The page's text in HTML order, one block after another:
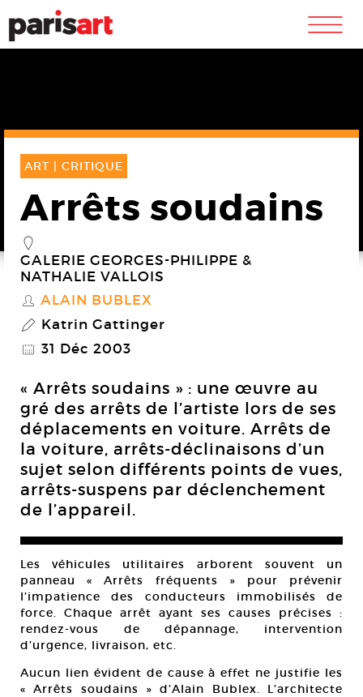
m
ART | CRITIQUE
Arrêts soudains
_
GALERIE GEORGES-PHILIPPE &
NATHALIE VALLOIS
S ALAIN BUBLEX
P Katrin Gattinger
@ 31 Déc 2003
« Arrêts soudains » : une œuvre au
gré des arrêts de l’artiste lors de ses
déplacements en voiture. Arrêts de
la voiture, arrêts-déclinaisons d’un
sujet selon différents points de vues,
arrêts-suspens par déclenchement
de l’appareil.
Les véhicules utilitaires arborent souvent un
panneau « Arrêts fréquents » pour prévenir
l’impatience des conducteurs immobilisés de
force. Chaque arrêt ayant ses causes précises :
rendez-vous de dépannage, intervention
d’urgence, livraison, etc.
Aucun lien évident de cause à effet ne justifie les
« Arrêts soudains » d’Alain Bublex. L’architecte